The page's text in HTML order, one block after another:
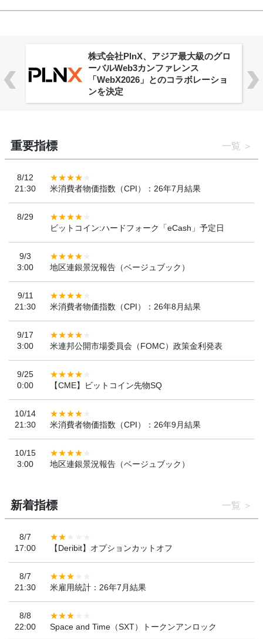
株式会社PlnX、アジア最大級のグロ
ーバルWeb3カンファレンス
「WebX2026」とのコラボレーショ
ンを決定
重要指標 一覧
8/12
21:30
米消費者物価指数（CPI）：26年7月結果
8/29
ビットコイン:ハードフォーク「eCash」予定日
9/3
3:00
地区連銀景況報告（ベージュブック）
9/11
21:30
米消費者物価指数（CPI）：26年8月結果
9/17
3:00
米連邦公開市場委員会（FOMC）政策金利発表
9/25
0:00
【CME】ビットコイン先物SQ
10/14
21:30
米消費者物価指数（CPI）：26年9月結果
10/15
3:00
地区連銀景況報告（ベージュブック）
新着指標 一覧
8/7
17:00
【Deribit】オプションカットオフ
8/7
21:30
米雇用統計：26年7月結果
8/8
22:00
Space and Time（SXT）トークンアンロック